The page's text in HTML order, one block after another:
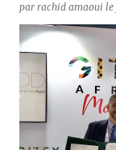
par rachid amaoui le